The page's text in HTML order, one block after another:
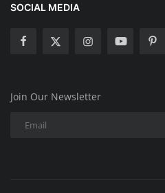
SOCIAL MEDIA
Join Our Newsletter